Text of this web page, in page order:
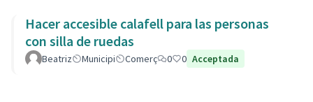
Hacer accesible calafell para las personas
con silla de ruedas
Beatriz Municipi Comerç 0 0 Acceptada